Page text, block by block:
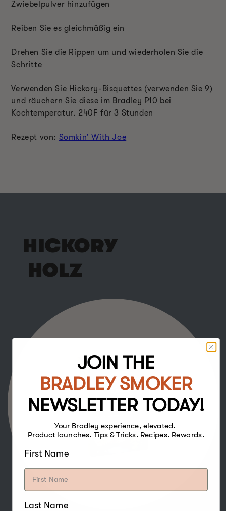
Zwiebelpulver hinzufügen
Reiben Sie es gleichmäßig ein
Drehen Sie die Rippen um und wiederholen Sie die
Schritte
Verwenden Sie Hickory-Bisquettes (verwenden Sie 9)
und räuchern Sie diese im Bradley P10 bei
Kochtemperatur. 240F für 3 Stunden
Rezept von: Somkin' With Joe
HICKORY
HOLZ
JOIN THE
BRADLEY SMOKER
NEWSLETTER TODAY!
Your Bradley experience, elevated.
Product launches. Tips & Tricks. Recipes. Rewards.
First Name
Last Name